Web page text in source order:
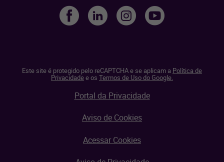
Este site é protegido pelo reCAPTCHA e se aplicam a Política de
Privacidadee os Termos de Uso do Google.
Portal da Privacidade
Aviso de Cookies
Acessar Cookies